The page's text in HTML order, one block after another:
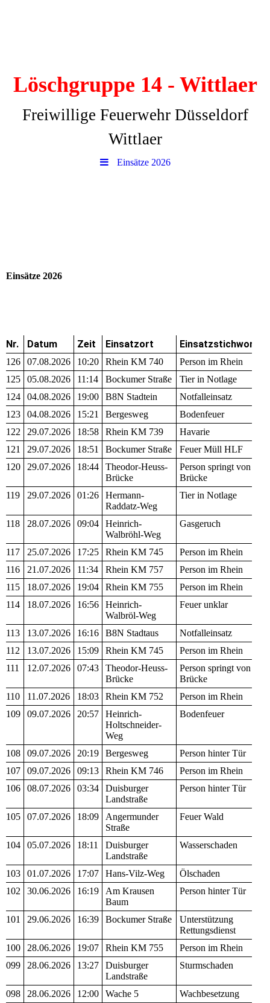
Löschgruppe 14 - Wittlaer
Freiwillige Feuerwehr Düsseldorf
Wittlaer
Einsätze 2026
Einsätze 2026
Nr. Datum Zeit Einsatzort Einsatzstichwort
126 07.08.2026 10:20 Rhein KM 740
Person im Rhein
125
05.08.2026 11:14 Bockumer Straße
Tier in Notlage
124
04.08.2026 19:00 B8N Stadtein
Notfalleinsatz
123
04.08.2026 15:21 Bergesweg
Bodenfeuer
122
29.07.2026 18:58 Rhein KM 739
Havarie
121
29.07.2026 18:51 Bockumer Straße
Feuer Müll HLF
120
29.07.2026 18:44
Theodor-Heuss-
Brücke
Person springt von
Brücke
119
29.07.2026 01:26
Hermann-
Raddatz-Weg
Tier in Notlage
118 28.07.2026 09:04
Heinrich-
Walbröhl-Weg
Gasgeruch
117 25.07.2026 17:25 Rhein KM 745
Person im Rhein
116
21.07.2026 11:34 Rhein KM 757
Person im Rhein
115
18.07.2026 19:04 Rhein KM 755
Person im Rhein
114
18.07.2026 16:56
Heinrich-
Walbröl-Weg
Feuer unklar
113 13.07.2026 16:16 B8N Stadtaus
Notfalleinsatz
112
13.07.2026 15:09 Rhein KM 745
Person im Rhein
111
12.07.2026 07:43
Theodor-Heuss-
Brücke
Person springt von
Brücke
110
11.07.2026 18:03 Rhein KM 752
Person im Rhein
109
09.07.2026 20:57
Heinrich-
Holtschneider-
Weg
Bodenfeuer
108 09.07.2026 20:19 Bergesweg
Person hinter Tür
107
09.07.2026 09:13 Rhein KM 746
Person im Rhein
106
08.07.2026 03:34
Duisburger
Landstraße
Person hinter Tür
105 07.07.2026 18:09
Angermunder
Straße
Feuer Wald
104 05.07.2026 18:11
Duisburger
Landstraße
Wasserschaden
103 01.07.2026 17:07 Hans-Vilz-Weg
Ölschaden
102
30.06.2026 16:19
Am Krausen
Baum
Person hinter Tür
101 29.06.2026 16:39 Bockumer Straße
Unterstützung
Rettungsdienst
100
28.06.2026 19:07 Rhein KM 755
Person im Rhein
099
28.06.2026 13:27
Duisburger
Landstraße
Sturmschaden
098 28.06.2026 12:00 Wache 5
Wachbesetzung